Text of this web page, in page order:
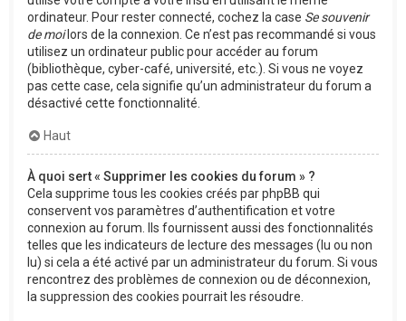
ordinateur. Pour rester connecté, cochez la case Se souvenir
de moilors de la connexion. Ce n’est pas recommandé si vous
utilisez un ordinateur public pour accéder au forum
(bibliothèque, cyber-café, université, etc.). Si vous ne voyez
pas cette case, cela signifie qu’un administrateur du forum a
désactivé cette fonctionnalité.
Haut
À quoi sert « Supprimer les cookies du forum » ?
Cela supprime tous les cookies créés par phpBB qui
conservent vos paramètres d’authentification et votre
connexion au forum. Ils fournissent aussi des fonctionnalités
telles que les indicateurs de lecture des messages (lu ou non
lu) si cela a été activé par un administrateur du forum. Si vous
rencontrez des problèmes de connexion ou de déconnexion,
la suppression des cookies pourrait les résoudre.